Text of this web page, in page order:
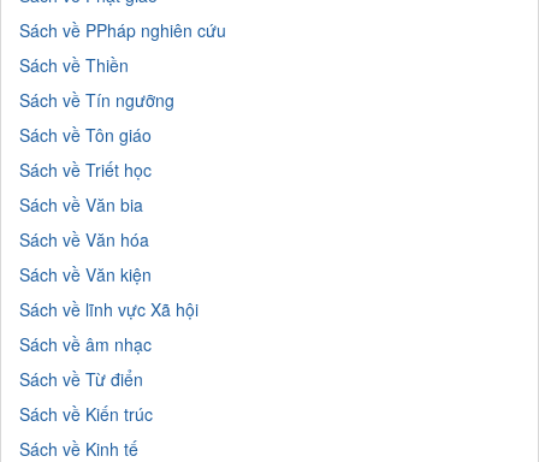
Sách về PPháp nghiên cứu
Sách về Thiền
Sách về Tín ngưỡng
Sách về Tôn giáo
Sách về Triết học
Sách về Văn bia
Sách về Văn hóa
Sách về Văn kiện
Sách về lĩnh vực Xã hội
Sách về âm nhạc
Sách về Từ điển
Sách về Kiến trúc
Sách về Kinh tế